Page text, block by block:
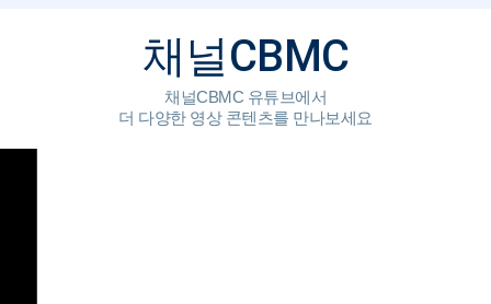
채널CBMC
채널CBMC 유튜브에서
더 다양한 영상 콘텐츠를 만나보세요